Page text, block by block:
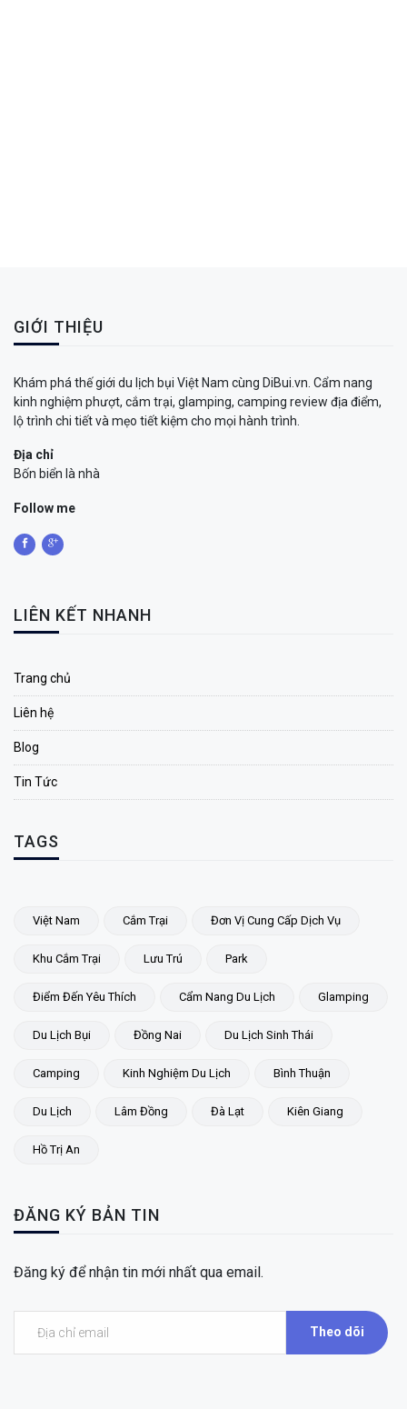
GIỚI THIỆU
Khám phá thế giới du lịch bụi Việt Nam cùng DiBui.vn. Cẩm nang
kinh nghiệm phượt, cắm trại, glamping, camping review địa điểm,
lộ trình chi tiết và mẹo tiết kiệm cho mọi hành trình.
Địa chỉ
Bốn biển là nhà
Follow me
LIÊN KẾT NHANH
Trang chủ
Liên hệ
Blog
Tin Tức
TAGS
Việt Nam Cắm Trại Đơn Vị Cung Cấp Dịch Vụ
Khu Cắm Trại Lưu Trú Park
Điểm Đến Yêu Thích Cẩm Nang Du Lịch Glamping
Du Lịch Bụi Đồng Nai Du Lịch Sinh Thái
Camping Kinh Nghiệm Du Lịch Bình Thuận
Du Lịch Lâm Đồng Đà Lạt Kiên Giang
Hồ Trị An
ĐĂNG KÝ BẢN TIN
Đăng ký để nhận tin mới nhất qua email.
Theo dõi